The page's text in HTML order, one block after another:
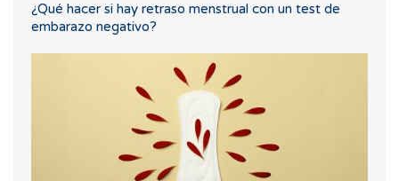
¿Qué hacer si hay retraso menstrual con un test de
embarazo negativo?